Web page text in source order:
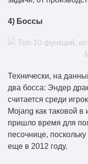
4) Боссы
Технически, на
два босса: Эндер
считается среди
Mojang как таковой в
пришло время для
песочнице,
еще в 2012 году.